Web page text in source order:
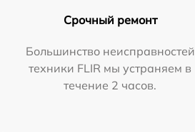
Срочный ремонт
Большинство неисправностей
техники FLIR мы устраняем в
течение 2 часов.